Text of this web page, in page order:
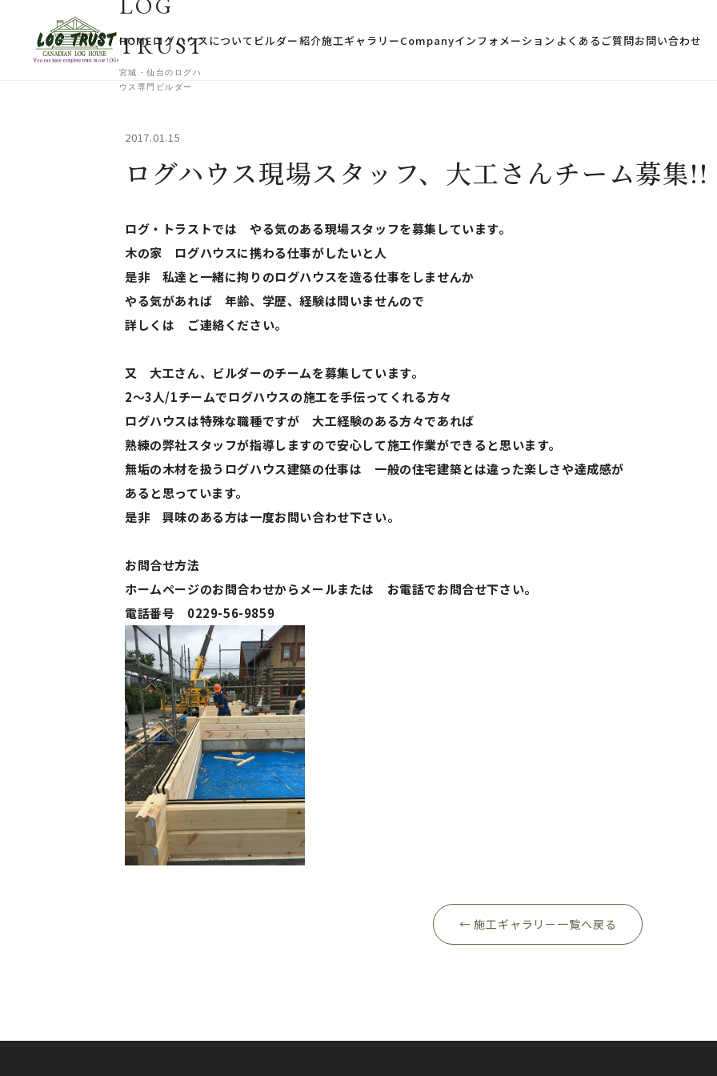
TRUST
宮城・仙台のログハ
ウス専門ビルダー
HOMEログハウスについて ビルダー紹介施工ギャラリーCompanyインフォメーション よくあるご質問お問い合わせ
2017.01.15
ログハウス現場スタッフ、大工さんチーム募集!!
ログ・トラストでは やる気のある現場スタッフを募集しています。
木の家 ログハウスに携わる仕事がしたいと人
是非 私達と一緒に拘りのログハウスを造る仕事をしませんか
やる気があれば 年齢、学歴、経験は問いませんので
詳しくは ご連絡ください。
又大工さん、ビルダーのチームを募集しています。
2～3人/1チームでログハウスの施工を手伝ってくれる方々
ログハウスは特殊な職種ですが 大工経験のある方々であれば
熟練の弊社スタッフが指導しますので安心して施工作業ができると思います。
無垢の木材を扱うログハウス建築の仕事は 一般の住宅建築とは違った楽しさや達成感が
あると思っています。
是非 興味のある方は一度お問い合わせ下さい。
お問合せ方法
ホームページのお問合わせからメールまたは お電話でお問合せ下さい。
電話番号 0229-56-9859
← 施工ギャラリー一覧へ戻る